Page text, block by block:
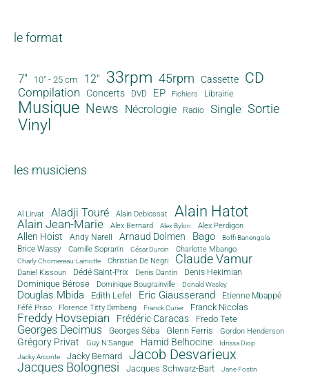
le format
7" 10" - 25 cm 12" 33rpm 45rpm Cassette CD
Compilation Concerts DVD EP Fichiers Librairie
Musique News Nécrologie Radio Single Sortie
Vinyl
les musiciens
Al Lirvat Aladji Touré Alain Debiossat Alain Hatot
Alain Jean-Marie Alex Bernard Alex Bylon Alex Perdigon
Allen Hoist Andy Narell Arnaud Dolmen Bago Boffi Banengola
Brice Wassy Camille Sopran'n César Durcin Charlotte Mbango
Charly Chomereau-Lamotte Christian De Negri Claude Vamur
Daniel Kissoun Dédé Saint-Prix Denis Dantin Denis Hekimian
Dominique Bérose Dominique Bougrainville Donald Wesley
Douglas Mbida Edith Lefel Eric Giausserand Etienne Mbappé
Féfé Priso Florence Titty Dimbeng Franck Curier Franck Nicolas
Freddy Hovsepian Frédéric Caracas Fredo Tete
Georges Decimus Georges Séba Glenn Ferris Gordon Henderson
Grégory Privat Guy N'Sangue Hamid Belhocine
Idrissa Diop
Jacky Arconte
Jacky Bernard Jacob Desvarieux
Jacques Bolognesi Jacques Schwarz-Bart Jane Fostin